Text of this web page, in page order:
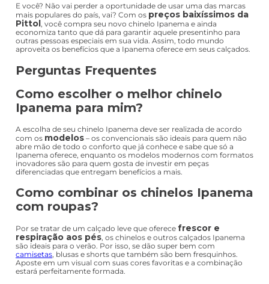
E você? Não vai perder a oportunidade de usar uma das marcas
mais populares do país, vai? Com os preços baixíssimos da
Pittol, você compra seu novo chinelo Ipanema e ainda
economiza tanto que dá para garantir aquele presentinho para
outras pessoas especiais em sua vida. Assim, todo mundo
aproveita os benefícios que a Ipanema oferece em seus calçados.
Perguntas Frequentes
Como escolher o melhor chinelo
Ipanema para mim?
A escolha de seu chinelo Ipanema deve ser realizada de acordo
com os modelos – os convencionais são ideais para quem não
abre mão de todo o conforto que já conhece e sabe que só a
Ipanema oferece, enquanto os modelos modernos com formatos
inovadores são para quem gosta de investir em peças
diferenciadas que entregam benefícios a mais.
Como combinar os chinelos Ipanema
com roupas?
Por se tratar de um calçado leve que oferece frescor e
respiração aos pés, os chinelos e outros calçados Ipanema
são ideais para o verão. Por isso, se dão super bem com
camisetas, blusas e shorts que também são bem fresquinhos.
Aposte em um visual com suas cores favoritas e a combinação
estará perfeitamente formada.